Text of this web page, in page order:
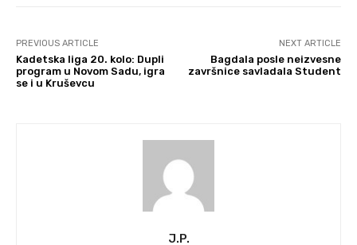
PREVIOUS ARTICLE
Kadetska liga 20. kolo: Dupli
program u Novom Sadu, igra
se i u Kruševcu
NEXT ARTICLE
Bagdala posle neizvesne
završnice savladala Student
J.P.